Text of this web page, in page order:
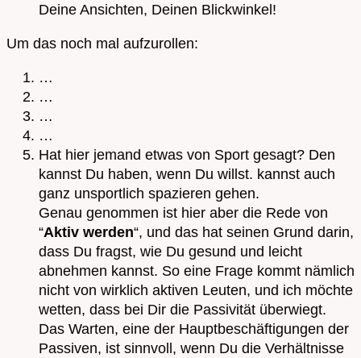
Deine Ansichten, Deinen Blickwinkel!
Um das noch mal aufzurollen:
…
…
…
…
Hat hier jemand etwas von Sport gesagt? Den
kannst Du haben, wenn Du willst. kannst auch
ganz unsportlich spazieren gehen.
Genau genommen ist hier aber die Rede von
“Aktiv werden“, und das hat seinen Grund darin,
dass Du fragst, wie Du gesund und leicht
abnehmen kannst. So eine Frage kommt nämlich
nicht von wirklich aktiven Leuten, und ich möchte
wetten, dass bei Dir die Passivität überwiegt.
Das Warten, eine der Hauptbeschäftigungen der
Passiven, ist sinnvoll, wenn Du die Verhältnisse